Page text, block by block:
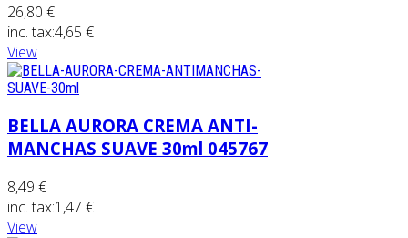
26,80 €
inc. tax:4,65 €
View
BELLA AURORA CREMA ANTI-
MANCHAS SUAVE 30ml 045767
8,49 €
inc. tax:1,47 €
View